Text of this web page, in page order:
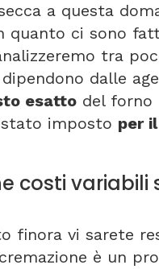
a questa
quanto ci sono
tra
dalle
esatto del forno
imposto per
costi variabili
finora vi sarete
è un